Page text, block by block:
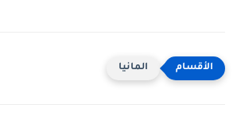
المانيا